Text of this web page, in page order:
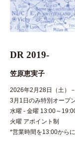
DR 2019-
笠原恵実子
2026年2月28日（土）
3月1日のみ特別オープ
水曜 - 金曜 13:00～
火曜 アポイント制
*営業時間を13:00から